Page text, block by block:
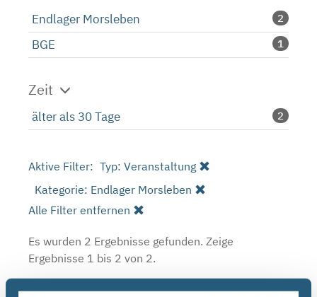
Endlager Morsleben 2
BGE 1
Zeit
älter als 30 Tage 2
Aktive Filter: Typ: Veranstaltung
Kategorie: Endlager Morsleben
Alle Filter entfernen
Es wurden 2 Ergebnisse gefunden. Zeige
Ergebnisse 1 bis 2 von 2.
Ergebnisse pro Seite: